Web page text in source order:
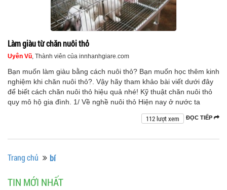
Làm giàu từ chăn nuôi thỏ
Uyên Vũ, Thành viên của innhanhgiare.com
Bạn muốn làm giàu bằng cách nuôi thỏ? Bạn muốn học thêm kinh
nghiệm khi chăn nuôi thỏ?. Vậy hãy tham khảo bài viết dưới đây
để biết cách chăn nuôi thỏ hiệu quả nhé! Kỹ thuật chăn nuôi thỏ
quy mô hộ gia đình. 1/ Về nghề nuôi thỏ Hiện nay ở nước ta
ĐỌC TIẾP
112 lượt xem
Trang chủ bí
TIN MỚI NHẤT